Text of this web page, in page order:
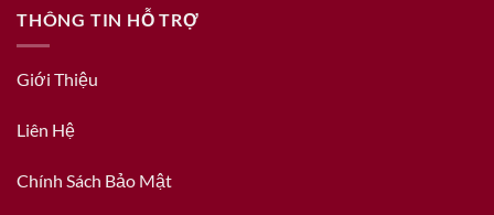
THÔNG TIN HỖ TRỢ
Giới Thiệu
Liên Hệ
Chính Sách Bảo Mật